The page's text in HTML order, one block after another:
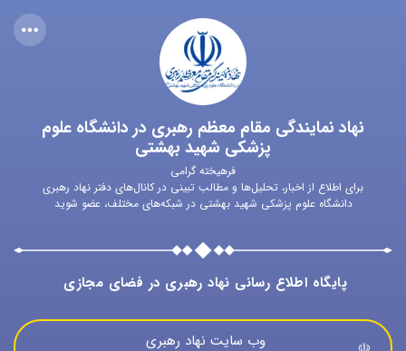
نهاد نمایندگی مقام معظم رهبری در دانشگاه علوم
پزشکی شهید بهشتی
فرهیخته گرامی
برای اطلاع از اخبار، تحلیل‌ها و مطالب تبینی در کانال‌های دفتر نهاد رهبری
دانشگاه علوم پزشکی شهید بهشتی در شبکه‌های مختلف، عضو شوید
پایگاه اطلاع رسانی نهاد رهبری در فضای مجازی
وب سایت نهاد رهبری